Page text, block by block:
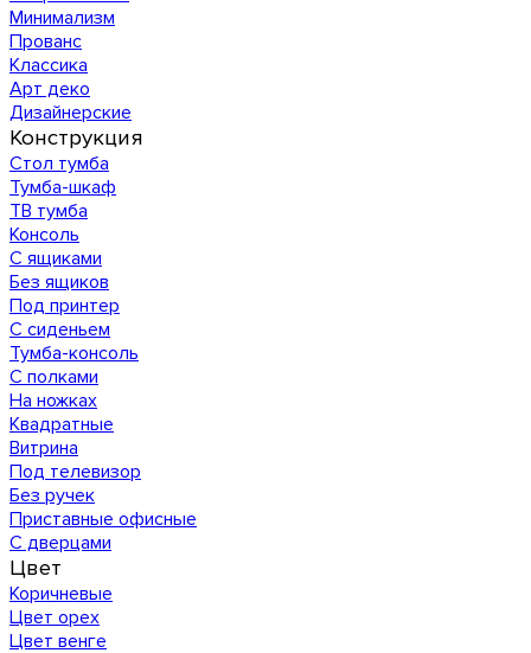
Минимализм
Прованс
Классика
Арт деко
Дизайнерские
Конструкция
Стол тумба
Тумба-шкаф
ТВ тумба
Консоль
С ящиками
Без ящиков
Под принтер
С сиденьем
Тумба-консоль
С полками
На ножках
Квадратные
Витрина
Под телевизор
Без ручек
Приставные офисные
С дверцами
Цвет
Коричневые
Цвет орех
Цвет венге